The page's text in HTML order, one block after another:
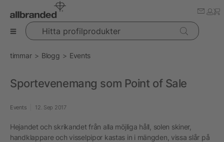
Hitta profilprodukter
timmar Blogg Events
Sportevenemang som Point of Sale
Events 12. Sep 2017
Hejandet och skrikandet från alla möjliga håll, solen skiner,
handklappare och visselpipor kastas in i mängden, vissa slår på